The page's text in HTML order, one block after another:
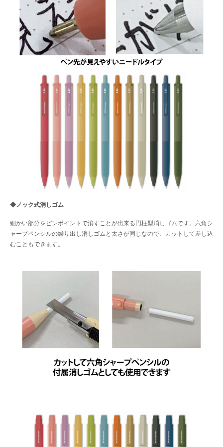
◆ノック式消しゴム
細かい部分をピンポイントで消すことが出来る円柱型消しゴムです。六角シ
ャープペンシルの繰り出し消しゴムと太さが同じなので、カットして差し込
むこともできます。